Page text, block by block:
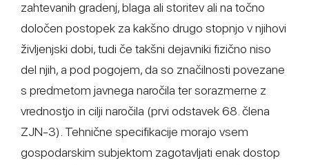
zahtevanih gradenj, blaga ali storitev ali na točno
določen postopek za kakšno drugo stopnjo v njihovi
življenjski dobi, tudi če takšni dejavniki fizično niso
del njih, a pod pogojem, da so značilnosti povezane
s predmetom javnega naročila ter sorazmerne z
vrednostjo in cilji naročila (prvi odstavek 68. člena
ZJN-3). Tehnične specifikacije morajo vsem
gospodarskim subjektom zagotavljati enak dostop